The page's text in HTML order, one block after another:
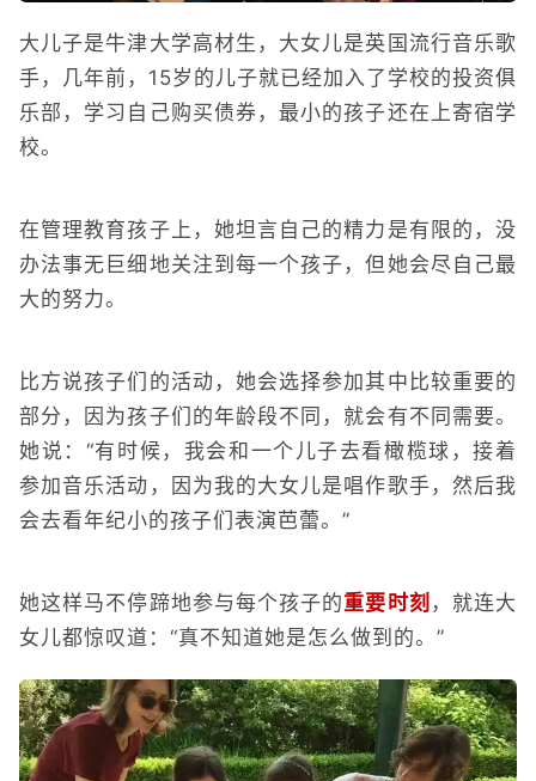
大儿子是牛津大学高材生，大女儿是英国流行音乐歌
手，几年前，15岁的儿子就已经加入了学校的投资俱
乐部，学习自己购买债券，最小的孩子还在上寄宿学
校。
在管理教育孩子上，她坦言自己的精力是有限的，没
办法事无巨细地关注到每一个孩子，但她会尽自己最
大的努力。
比方说孩子们的活动，她会选择参加其中比较重要的
部分，因为孩子们的年龄段不同，就会有不同需要。
她说：“有时候，我会和一个儿子去看橄榄球，接着
参加音乐活动，因为我的大女儿是唱作歌手，然后我
会去看年纪小的孩子们表演芭蕾。”
她这样马不停蹄地参与每个孩子的重要时刻 ，就连大
女儿都惊叹道：“真不知道她是怎么做到的。”